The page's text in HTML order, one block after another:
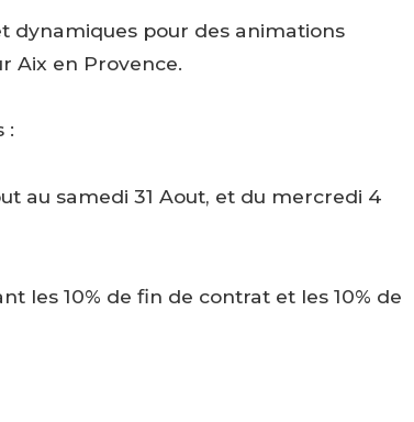
dynamiques pour des animations
Aix en Provence.
:
au samedi 31 Aout, et du mercredi 4
les 10% de fin de contrat et les 10% de